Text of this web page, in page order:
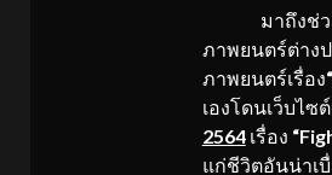
มาถึงช่ว
ภาพยนตร์ต่าง
ภาพยนตร์เรื่อง
เองโดนเว็บไ
2564 เรื่อง
แก่ชีวิตอันน่าเ